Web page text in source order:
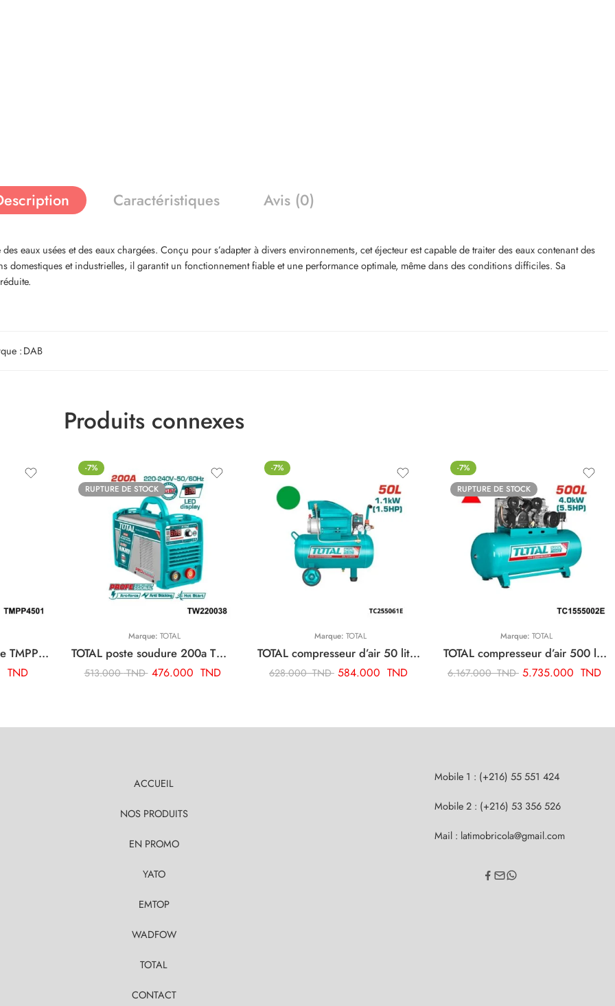
Caractéristiques Avis (0)
eaux usées et des eaux chargées. Conçu pour s’adapter à divers environnements, cet éjecteur est capable de traiter des eaux contenant des
domestiques et industrielles, il garantit un fonctionnement fiable et une performance optimale, même dans des conditions difficiles. Sa
:DAB
Produits connexes
TOTAL pompe bicyclette TMPP4501
TND
-7%
RUPTURE DE STOCK
Marque: TOTAL
TOTAL poste soudure 200a TW220038
513.000TND 476.000 TND
-7%
Marque: TOTAL
TOTAL compresseur d’air 50 litre TC255061E
628.000TND 584.000 TND
-7%
RUPTURE DE STOCK
Marque: TOTAL
TOTAL compresseur d’air 500 litre 5.5hp TC1555002E
6.167.000TND 5.735.000 TND
ACCUEIL
NOS PRODUITS
EN PROMO
YATO
EMTOP
WADFOW
TOTAL
CONTACT
Mobile 1 : (+216) 55 551 424
Mobile 2 : (+216) 53 356 526
Mail : latimobricola@gmail.com